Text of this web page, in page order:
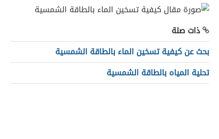
ذات صلة
بحث عن كيفية تسخين الماء بالطاقة الشمسية
تحلية المياه بالطاقة الشمسية